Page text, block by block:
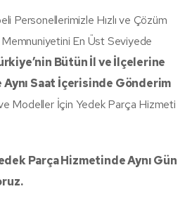
Personellerimizle Hızlı ve Çözüm
Memnuniyetini En Üst Seviyede
Bütün İl ve İlçelerine
Saat İçerisinde Gönderim
Modeller İçin Yedek Parça Hizmeti
Parça Hizmetinde Aynı Gün